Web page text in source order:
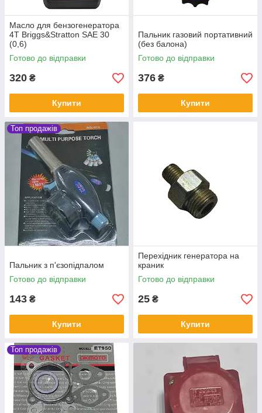
Масло для бензогенератора
4Т Briggs&Stratton SAE 30
(0,6)
Готово до відправки
320 ₴
Купити
Пальник газовий портативний
(без балона)
Готово до відправки
376 ₴
Купити
Топ продажів
Пальник з п'єзопідпалом
Готово до відправки
143 ₴
Купити
Перехідник генератора на
краник
Готово до відправки
25 ₴
Купити
Топ продажів